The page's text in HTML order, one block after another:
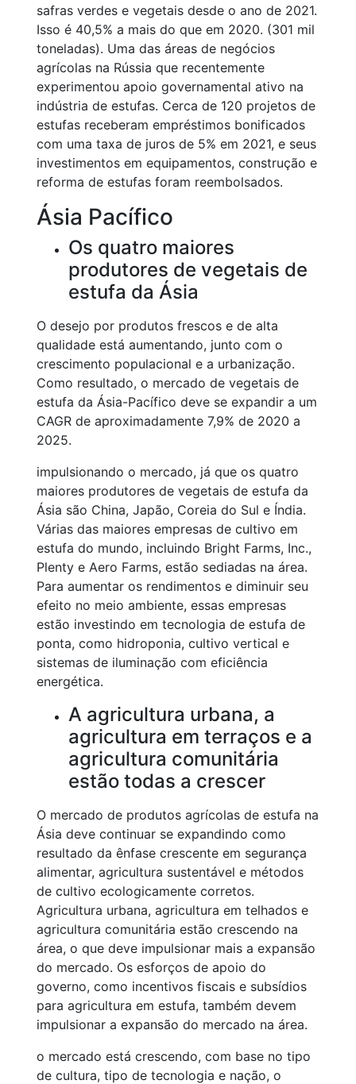
safras verdes e vegetais desde o ano de 2021.
Isso é 40,5% a mais do que em 2020. (301 mil
toneladas). Uma das áreas de negócios
agrícolas na Rússia que recentemente
experimentou apoio governamental ativo na
indústria de estufas. Cerca de 120 projetos de
estufas receberam empréstimos bonificados
com uma taxa de juros de 5% em 2021, e seus
investimentos em equipamentos, construção e
reforma de estufas foram reembolsados.
Ásia Pacífico
Os quatro maiores
produtores de vegetais de
estufa da Ásia
O desejo por produtos frescos e de alta
qualidade está aumentando, junto com o
crescimento populacional e a urbanização.
Como resultado, o mercado de vegetais de
estufa da Ásia-Pacífico deve se expandir a um
CAGR de aproximadamente 7,9% de 2020 a
2025.
impulsionando o mercado, já que os quatro
maiores produtores de vegetais de estufa da
Ásia são China, Japão, Coreia do Sul e Índia.
Várias das maiores empresas de cultivo em
estufa do mundo, incluindo Bright Farms, Inc.,
Plenty e Aero Farms, estão sediadas na área.
Para aumentar os rendimentos e diminuir seu
efeito no meio ambiente, essas empresas
estão investindo em tecnologia de estufa de
ponta, como hidroponia, cultivo vertical e
sistemas de iluminação com eficiência
energética.
A agricultura urbana, a
agricultura em terraços e a
agricultura comunitária
estão todas a crescer
O mercado de produtos agrícolas de estufa na
Ásia deve continuar se expandindo como
resultado da ênfase crescente em segurança
alimentar, agricultura sustentável e métodos
de cultivo ecologicamente corretos.
Agricultura urbana, agricultura em telhados e
agricultura comunitária estão crescendo na
área, o que deve impulsionar mais a expansão
do mercado. Os esforços de apoio do
governo, como incentivos fiscais e subsídios
para agricultura em estufa, também devem
impulsionar a expansão do mercado na área.
o mercado está crescendo, com base no tipo
de cultura, tipo de tecnologia e nação, o